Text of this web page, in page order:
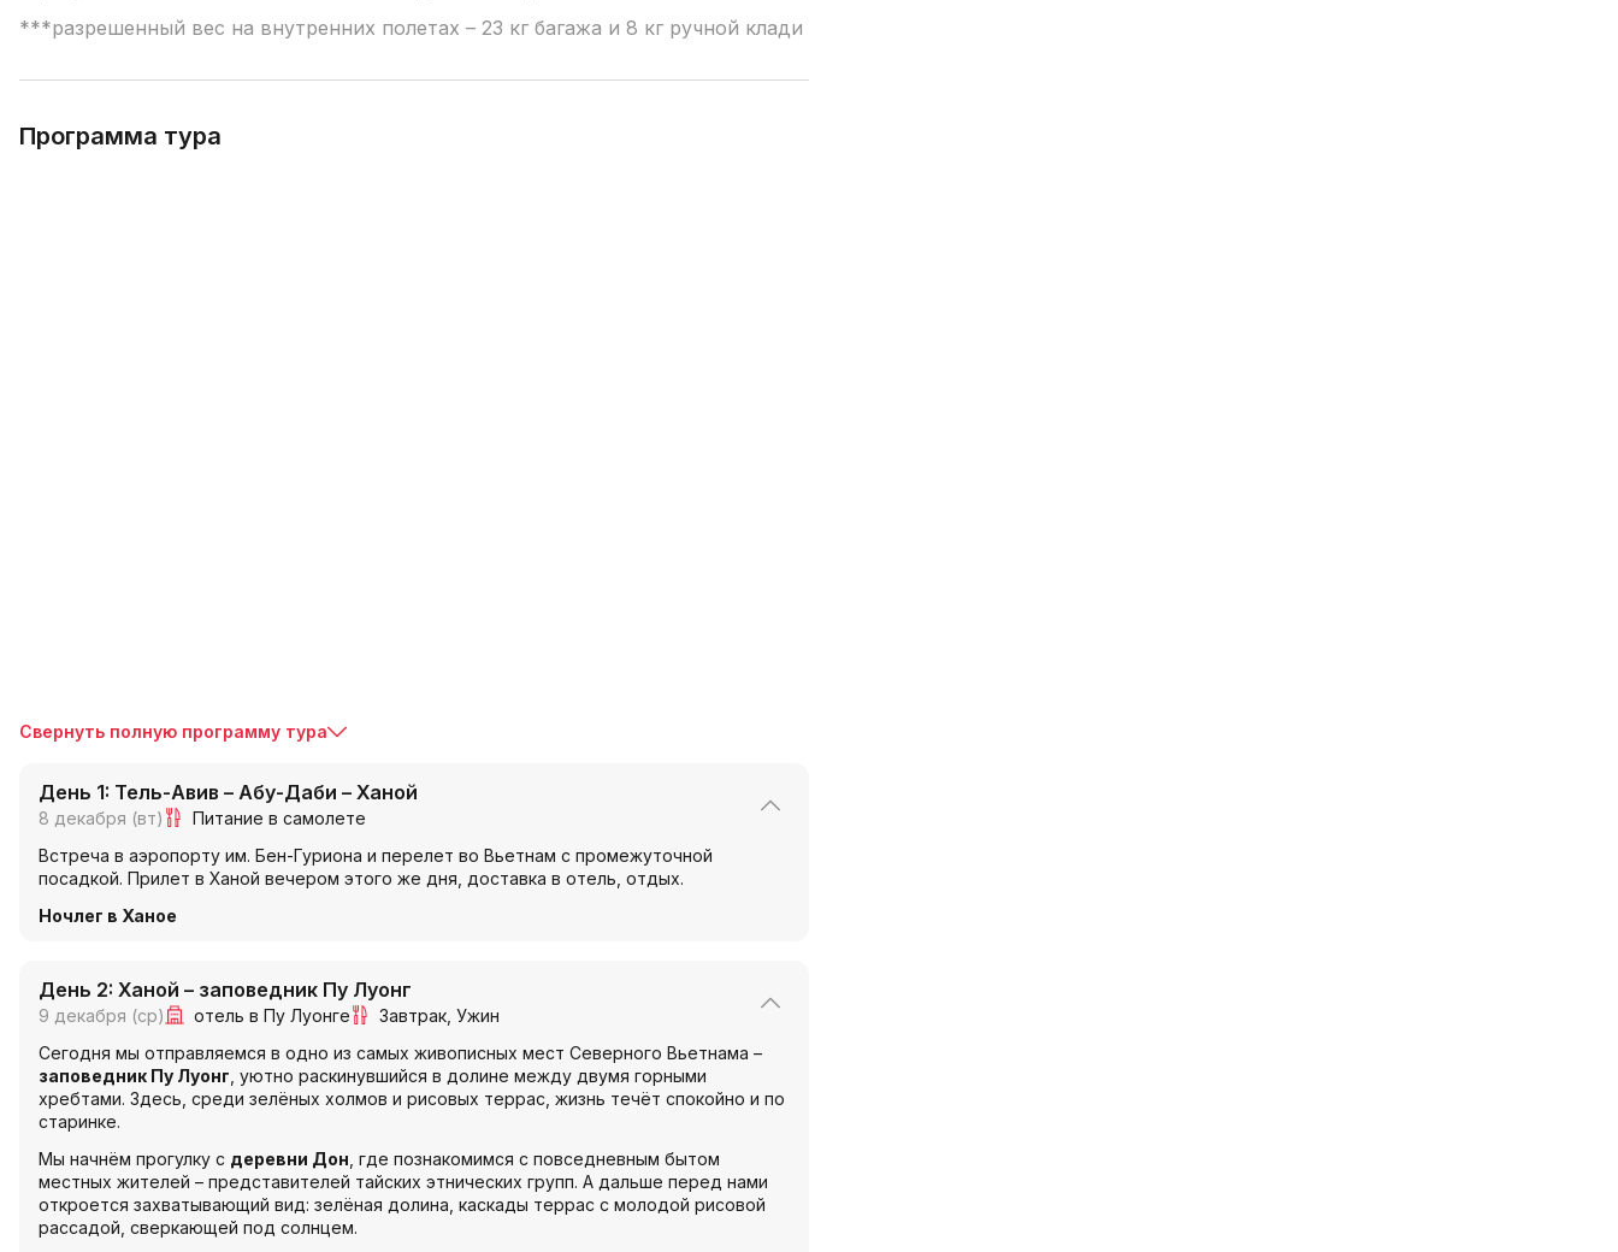
***разрешенный вес на внутренних полетах – 23 кг багажа и 8 кг ручной клади
Программа тура
Свернуть полную программу тура
День 1: Тель-Авив – Абу-Даби – Ханой
8 декабря (вт)
Питание в самолете
Встреча в аэропорту им. Бен-Гуриона и перелет во Вьетнам с промежуточной
посадкой. Прилет в Ханой вечером этого же дня, доставка в отель, отдых.
Ночлег в Ханое
День 2: Ханой – заповедник Пу Луонг
9 декабря (ср) отель в Пу Луонге Завтрак Ужин
Сегодня мы отправляемся в одно из самых живописных мест Северного Вьетнама –
заповедник Пу Луонг , уютно раскинувшийся в долине между двумя горными
хребтами. Здесь, среди зелёных холмов и рисовых террас, жизнь течёт спокойно и по
старинке.
Мы начнём прогулку с деревни Дон , где познакомимся с повседневным бытом
местных жителей – представителей тайских этнических групп. А дальше перед нами
откроется захватывающий вид: зелёная долина, каскады террас с молодой рисовой
рассадой, сверкающей под солнцем.